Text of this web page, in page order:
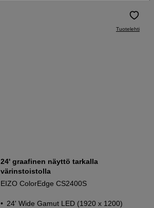
Tuotelehti
24' graafinen näyttö tarkalla
värinstoistolla
EIZO ColorEdge CS2400S
24' Wide Gamut LED (1920 x 1200)